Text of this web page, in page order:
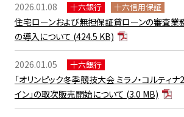
2026.01.08 十六銀行 十六信用保証
住宅ローンおよび無担保証貸ローンの審査業
の導入について (424.5 KB)
2026.01.05 十六銀行
「オリンピック冬季競技大会 ミラノ・コルティ
イン」の取次販売開始について (3.0 MB)